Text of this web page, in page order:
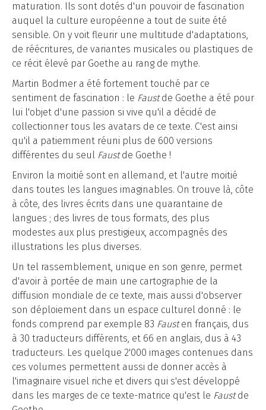
maturation. Ils sont dotés d'un pouvoir de fascination
auquel la culture européenne a tout de suite été
sensible. On y voit fleurir une multitude d'adaptations,
de réécritures, de variantes musicales ou plastiques de
ce récit élevé par Goethe au rang de mythe.
Martin Bodmer a été fortement touché par ce
sentiment de fascination : le Faustde Goethe a été pour
lui l'objet d'une passion si vive qu'il a décidé de
collectionner tous les avatars de ce texte. C'est ainsi
qu'il a patiemment réuni plus de 600 versions
différentes du seul Faustde Goethe !
Environ la moitié sont en allemand, et l'autre moitié
dans toutes les langues imaginables. On trouve là, côte
à côte, des livres écrits dans une quarantaine de
langues ; des livres de tous formats, des plus
modestes aux plus prestigieux, accompagnés des
illustrations les plus diverses.
Un tel rassemblement, unique en son genre, permet
d'avoir à portée de main une cartographie de la
diffusion mondiale de ce texte, mais aussi d'observer
son déploiement dans un espace culturel donné : le
fonds comprend par exemple 83 Fausten français, dus
à 30 traducteurs différents, et 66 en anglais, dus à 43
traducteurs. Les quelque 2'000 images contenues dans
ces volumes permettent aussi de donner accès à
l'imaginaire visuel riche et divers qui s'est développé
dans les marges de ce texte-matrice qu'est le Faustde